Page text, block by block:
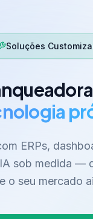
Soluções
ERPs,
sob medida —
o seu mercado